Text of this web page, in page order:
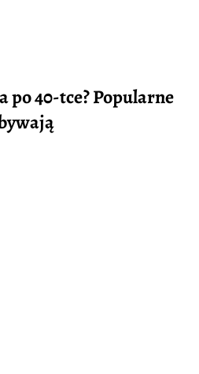
po 40-tce? Popularne